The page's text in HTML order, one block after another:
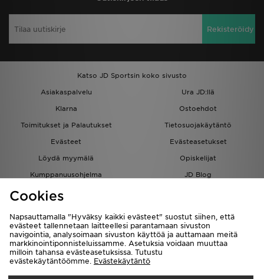
Rekisteröidy
Katso JD Sportsin koko sivusto
Asiakaspalvelu
Ura JD:llä
Klarna
Ostoehdot
Toimitukset ja Palautukset
Tietosuojakäytäntö
Evästeet
Evästeasetukset
Löydä myymälä
Opiskelijat
Kumppanuusohjelma
JD Blog
Toimitetaan
Suomi
Cookies
Napsauttamalla "Hyväksy kaikki evästeet" suostut siihen, että
evästeet tallennetaan laitteellesi parantamaan sivuston
navigointia, analysoimaan sivuston käyttöä ja auttamaan meitä
markkinointiponnisteluissamme. Asetuksia voidaan muuttaa
milloin tahansa evästeasetuksissa. Tutustu
evästekäytäntöömme. Evästekäytäntö